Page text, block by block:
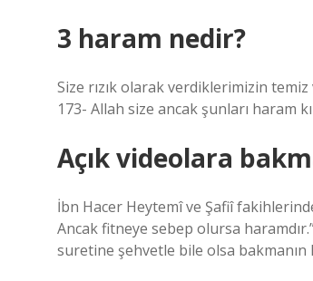
3 haram nedir?
Size rızık olarak verdiklerimizin
173- Allah size ancak şunları haram
Açık videolara
İbn Hacer Heytemî ve Şafiî
Ancak fitneye sebep olursa
suretine şehvetle bile olsa bakmanın